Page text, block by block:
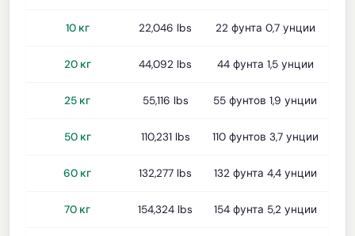
10 кг 22,046 lbs 22 фунта 0,7 унции
20 кг 44,092 lbs 44 фунта 1,5 унции
25 кг 55,116 lbs 55 фунтов 1,9 унции
50 кг 110,231 lbs 110 фунтов 3,7 унции
60 кг 132,277 lbs 132 фунта 4,4 унции
70 кг 154,324 lbs 154 фунта 5,2 унции